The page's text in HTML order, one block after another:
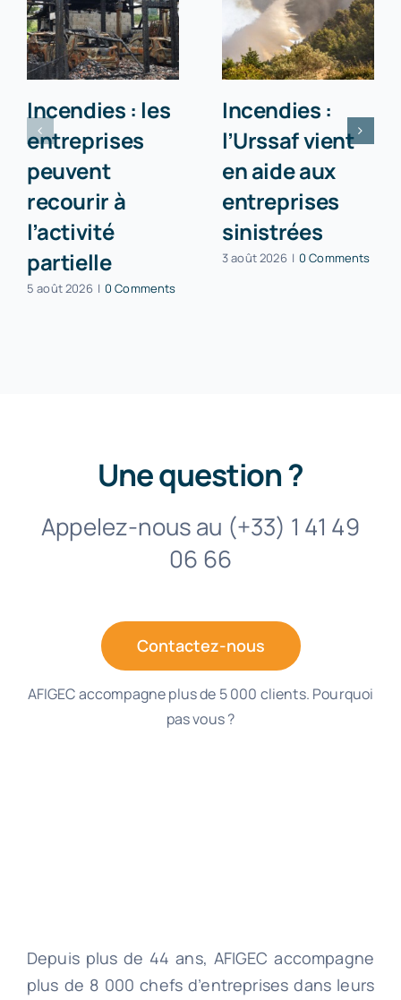
Incendies : les
entreprises
peuvent
recourir à
l’activité
partielle
5 août 2026 | 0 Comments
Incendies :
l’Urssaf vient
en aide aux
entreprises
sinistrées
3 août 2026 | 0 Comments
Une question ?
Appelez-nous au (+33) 1 41 49
06 66
Contactez-nous
AFIGEC accompagne plus de 5 000 clients. Pourquoi
pas vous ?
Depuis plus de 44 ans, AFIGEC accompagne
plus de 8 000 chefs d’entreprises dans leurs